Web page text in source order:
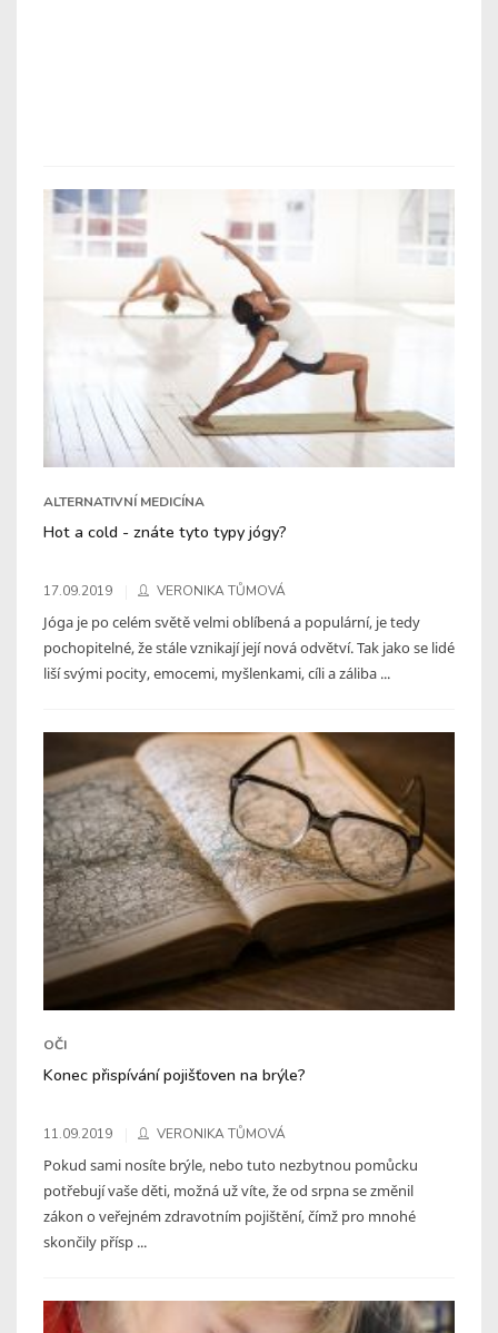
ALTERNATIVNÍ MEDICÍNA
Hot a cold - znáte tyto typy jógy?
17.09.2019 VERONIKA TŮMOVÁ
Jóga je po celém světě velmi oblíbená a populární, je tedy
pochopitelné, že stále vznikají její nová odvětví. Tak jako se lidé
liší svými pocity, emocemi, myšlenkami, cíli a záliba ...
OČI
Konec přispívání pojišťoven na brýle?
11.09.2019 VERONIKA TŮMOVÁ
Pokud sami nosíte brýle, nebo tuto nezbytnou pomůcku
potřebují vaše děti, možná už víte, že od srpna se změnil
zákon o veřejném zdravotním pojištění, čímž pro mnohé
skončily přísp ...